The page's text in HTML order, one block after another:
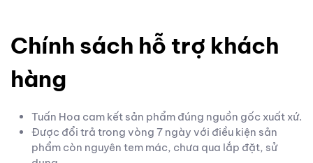
Chính sách hỗ trợ khách
hàng
Tuấn Hoa cam kết sản phẩm đúng nguồn gốc xuất xứ.
Được đổi trả trong vòng 7 ngày với điều kiện sản
phẩm còn nguyên tem mác, chưa qua lắp đặt, sử